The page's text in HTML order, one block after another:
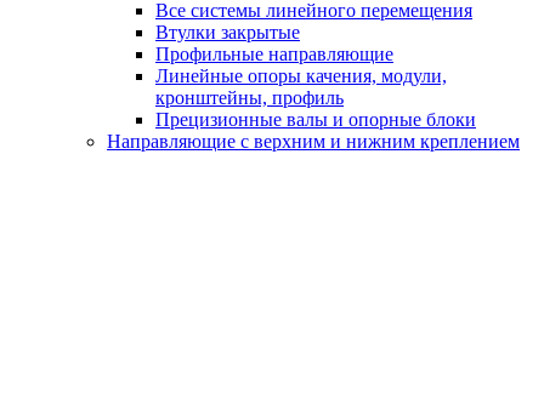
Все системы линейного перемещения
Втулки закрытые
Профильные направляющие
Линейные опоры качения, модули,
кронштейны, профиль
Прецизионные валы и опорные блоки
Направляющие с верхним и нижним креплением